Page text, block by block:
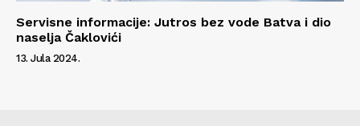
Servisne informacije: Jutros bez vode Batva i dio
naselja Čaklovići
13. Jula 2024.